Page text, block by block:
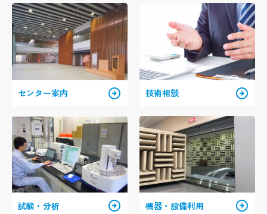
センター案内 arrow_circle_right 技術相談 arrow_circle_right
試験・分析 arrow_circle_right 機器・設備利用 arrow_circle_right